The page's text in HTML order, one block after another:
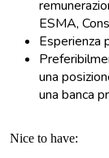
ESMA,
Esperienza
una
una banca
Nice to have: